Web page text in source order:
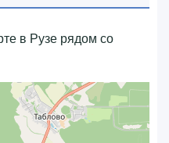
в Рузе рядом со